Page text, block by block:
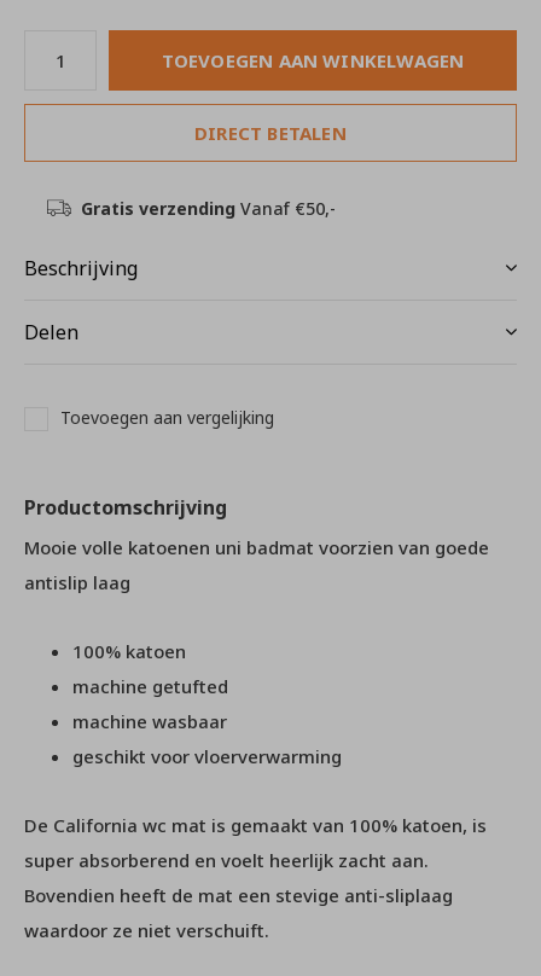
TOEVOEGEN AAN WINKELWAGEN
DIRECT BETALEN
Gratis verzending Vanaf €50,-
Beschrijving
Delen
Toevoegen aan vergelijking
Productomschrijving
Mooie volle katoenen uni badmat voorzien van goede
antislip laag
100% katoen
machine getufted
machine wasbaar
geschikt voor vloerverwarming
De California wc mat is gemaakt van 100% katoen, is
super absorberend en voelt heerlijk zacht aan.
Bovendien heeft de mat een stevige anti-sliplaag
waardoor ze niet verschuift.